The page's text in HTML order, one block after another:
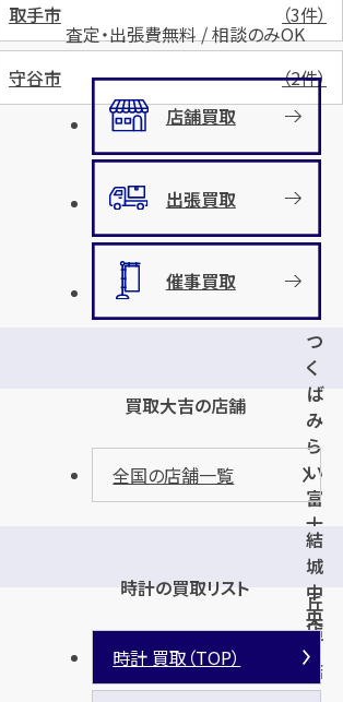
取手市 （3件）
守谷市 （2件）
つ
く
ば
み
ら
い
富
士
見
ヶ
丘
店
結
城
中
央
町
店
査定・出張費無料 / 相談のみOK
店舗買取
出張買取
催事買取
買取大吉の店舗
全国の店舗一覧
時計の買取リスト
時計 買取（TOP）